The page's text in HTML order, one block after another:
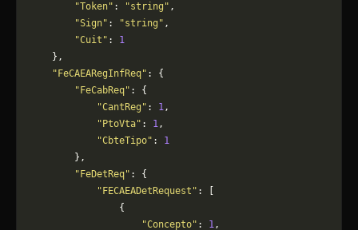
        "Token"
: "string" ,
        "Sign"
: "string" ,
        "Cuit"
: 1
    },
    "FeCAEARegInfReq"
: {
        "FeCabReq"
: {
            "CantReg"
: 1,
            "PtoVta"
: 1,
            "CbteTipo"
: 1
        },
        "FeDetReq"
: {
            "FECAEADetRequest"
: [
                {
                    "Concepto"
: 1,